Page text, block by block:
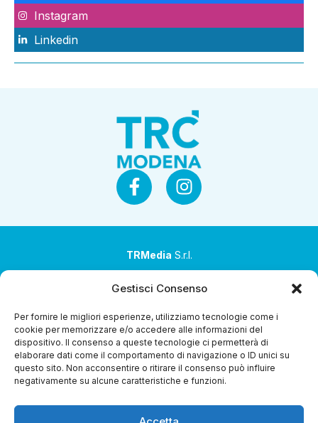
Gestisci Consenso
Per fornire le migliori esperienze, utilizziamo tecnologie come i
cookie per memorizzare e/o accedere alle informazioni del
dispositivo. Il consenso a queste tecnologie ci permetterà di
elaborare dati come il comportamento di navigazione o ID unici su
questo sito. Non acconsentire o ritirare il consenso può influire
negativamente su alcune caratteristiche e funzioni.
Instagram
Linkedin
TRMedia S.r.l.
coordinamento da parte di Coop Alleanza 3.0 Soc. Coop.
Sede legale: via Ragazzi del ’99 nr. 51 42124 Reggio Emilia
(RE)
P.Iva 00651840365